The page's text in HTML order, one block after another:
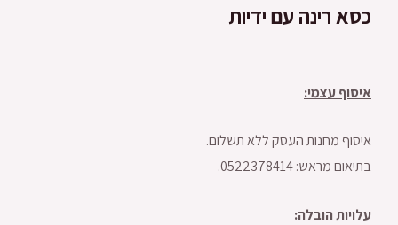
כסא רינה עם ידיות
איסוף עצמי:
איסוף מחנות העסק ללא תשלום.
בתיאום מראש: 0522378414.
עלויות הובלה: